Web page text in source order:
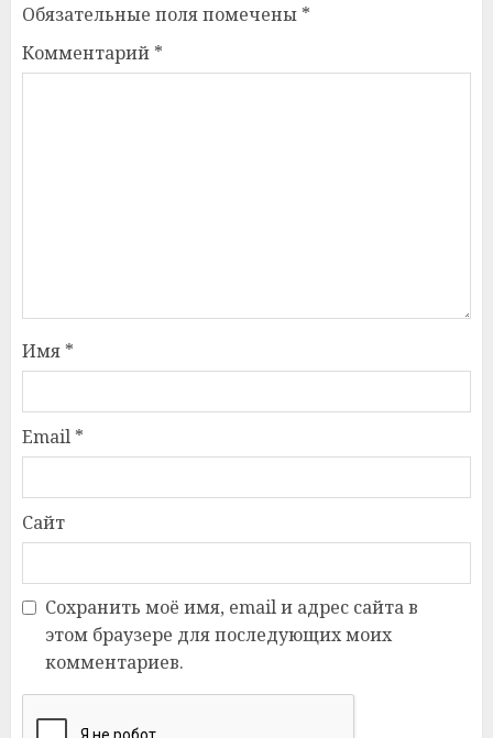
Обязательные поля помечены *
Комментарий *
Имя *
Email *
Сайт
Сохранить моё имя, email и адрес сайта в
этом браузере для последующих моих
комментариев.